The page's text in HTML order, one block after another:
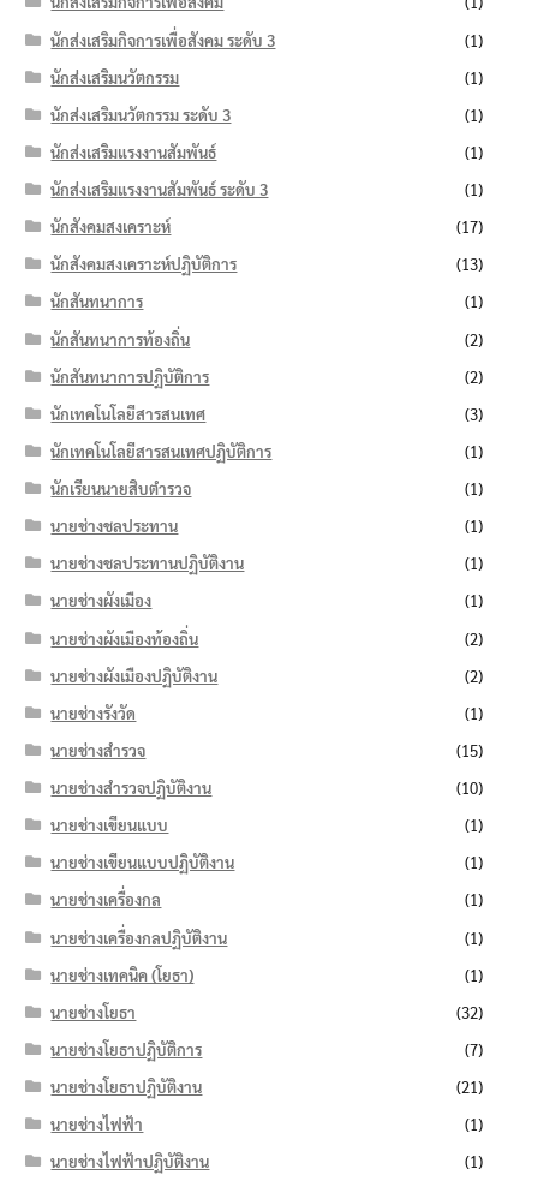
นักส่งเสริมกิจการเพื่อสังคม ระดับ 3
(1)
นักส่งเสริมนวัตกรรม
(1)
นักส่งเสริมนวัตกรรม ระดับ 3
(1)
นักส่งเสริมแรงงานสัมพันธ์
(1)
นักส่งเสริมแรงงานสัมพันธ์ ระดับ 3
(1)
นักสังคมสงเคราะห์
(17)
นักสังคมสงเคราะห์ปฏิบัติการ
(13)
นักสันทนาการ
(1)
นักสันทนาการท้องถิ่น
(2)
นักสันทนาการปฏิบัติการ
(2)
นักเทคโนโลยีสารสนเทศ
(3)
นักเทคโนโลยีสารสนเทศปฏิบัติการ
(1)
นักเรียนนายสิบตำรวจ
(1)
นายช่างชลประทาน
(1)
นายช่างชลประทานปฏิบัติงาน
(1)
นายช่างผังเมือง
(1)
นายช่างผังเมืองท้องถิ่น
(2)
นายช่างผังเมืองปฏิบัติงาน
(2)
นายช่างรังวัด
(1)
นายช่างสำรวจ
(15)
นายช่างสำรวจปฏิบัติงาน
(10)
นายช่างเขียนแบบ
(1)
นายช่างเขียนแบบปฏิบัติงาน
(1)
นายช่างเครื่องกล
(1)
นายช่างเครื่องกลปฏิบัติงาน
(1)
นายช่างเทคนิค (โยธา)
(1)
นายช่างโยธา
(32)
นายช่างโยธาปฏิบัติการ
(7)
นายช่างโยธาปฏิบัติงาน
(21)
นายช่างไฟฟ้า
(1)
นายช่างไฟฟ้าปฏิบัติงาน
(1)